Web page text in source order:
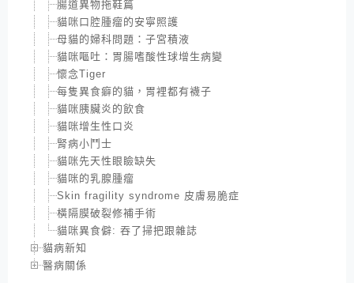
腸道異物拖鞋篇
貓咪口腔腫瘤的安寧照護
母貓的婦科問題：子宮積液
貓咪嘔吐：胃腸嗜酸性球增生病變
懷念Tiger
每隻異食癖的貓，胃裡都有襪子
貓咪胰臟炎的飲食
貓咪增生性口炎
腎病小鬥士
貓咪先天性眼瞼缺失
貓咪的乳腺腫瘤
Skin fragility syndrome 皮膚易脆症
橫隔膜破裂修補手術
貓咪異食僻: 吞了掃把跟雜誌
貓病新知
醫病關係